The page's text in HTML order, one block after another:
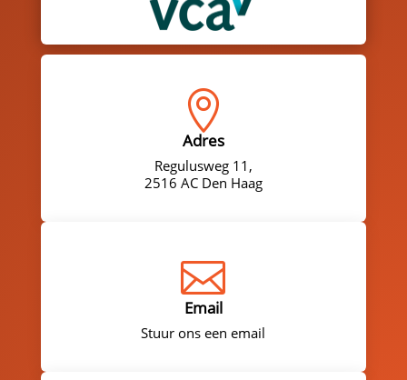

Adres
Regulusweg 11,
2516 AC Den Haag

Email
Stuur ons een email